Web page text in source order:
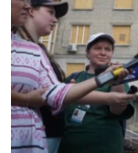
Learning English
СОЦИАЛЬНЫЕ СЕТИ